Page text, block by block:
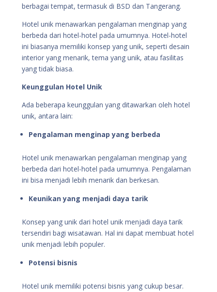
berbagai tempat, termasuk di BSD dan Tangerang.
Hotel unik menawarkan pengalaman menginap yang
berbeda dari hotel-hotel pada umumnya. Hotel-hotel
ini biasanya memiliki konsep yang unik, seperti desain
interior yang menarik, tema yang unik, atau fasilitas
yang tidak biasa.
Keunggulan Hotel Unik
Ada beberapa keunggulan yang ditawarkan oleh hotel
unik, antara lain:
Pengalaman menginap yang berbeda
Hotel unik menawarkan pengalaman menginap yang
berbeda dari hotel-hotel pada umumnya. Pengalaman
ini bisa menjadi lebih menarik dan berkesan.
Keunikan yang menjadi daya tarik
Konsep yang unik dari hotel unik menjadi daya tarik
tersendiri bagi wisatawan. Hal ini dapat membuat hotel
unik menjadi lebih populer.
Potensi bisnis
Hotel unik memiliki potensi bisnis yang cukup besar.